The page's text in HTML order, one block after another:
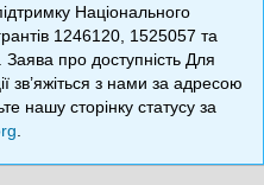
Національного
1246120, 1525057 та
. Заява про доступність Для
зв’яжіться з нами за адресою
нашу сторінку статусу за